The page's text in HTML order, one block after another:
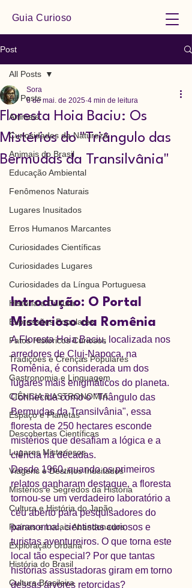
Guia Curioso
Post
All Posts
Animais
Curiosidades da Natureza
Animais do Brasil
Educação Ambiental
Fenômenos Naturais
Lugares Inusitados
Erros Humanos Marcantes
Curiosidades Científicas
Curiosidades Lugares
Curiosidades da Língua Portuguesa
História e Cultura
Expressões Populares
Fatos Históricos Curiosos
Tradições e Crenças Populares
Gastronomia e Linguagem
CIÊNCIA & ASTRONOMIA
Espaço e Planetas
Descobertas Científicas
Lugares Misteriosos
Viagens e Destinos Inusitados
Mistérios e Segredos da História
Cultura e História do Japão
Ruínas e Locais Abandonados
Exploração Urbana
História do Brasil
Cultura Brasileira
All Posts
Floresta Hoia Baciu: Os
Mistérios do "Triângulo das
Bermudas da Transilvânia"
Sora
6 de mai. de 2025 4 min de leitura
Introdução: O Portal
Misterioso da Romênia
A Floresta Hoia Baciu, localizada nos
arredores de Cluj-Napoca, na
Romênia, é considerada um dos
lugares mais enigmáticos do planeta.
Conhecida como o "Triângulo das
Bermudas da Transilvânia", essa
floresta de 250 hectares esconde
mistérios que desafiam a lógica e a
ciência há décadas.
Desde 1960, quando os primeiros
relatos ganharam destaque, a floresta
tornou-se um verdadeiro laboratório a
céu aberto para pesquisadores do
paranormal, cientistas curiosos e
turistas aventureiros. O que torna este
local tão especial? Por que tantas
histórias assustadoras giram em torno
dessas árvores retorcidas?